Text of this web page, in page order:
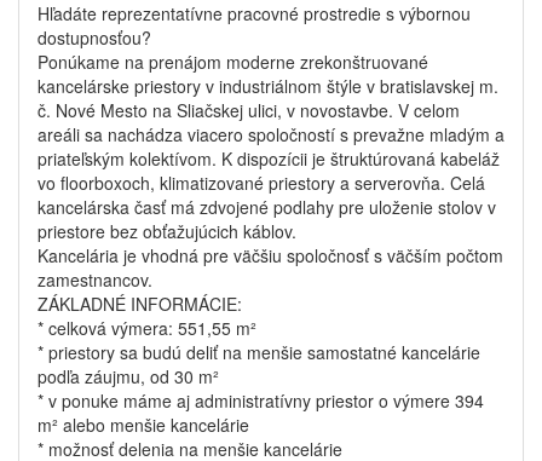
Hľadáte reprezentatívne pracovné prostredie s výbornou
dostupnosťou?
Ponúkame na prenájom moderne zrekonštruované
kancelárske priestory v industriálnom štýle v bratislavskej m.
č. Nové Mesto na Sliačskej ulici, v novostavbe. V celom
areáli sa nachádza viacero spoločností s prevažne mladým a
priateľským kolektívom. K dispozícii je štruktúrovaná kabeláž
vo floorboxoch, klimatizované priestory a serverovňa. Celá
kancelárska časť má zdvojené podlahy pre uloženie stolov v
priestore bez obťažujúcich káblov.
Kancelária je vhodná pre väčšiu spoločnosť s väčším počtom
zamestnancov.
ZÁKLADNÉ INFORMÁCIE:
* celková výmera: 551,55 m²
* priestory sa budú deliť na menšie samostatné kancelárie
podľa záujmu, od 30 m²
* v ponuke máme aj administratívny priestor o výmere 394
m² alebo menšie kancelárie
* možnosť delenia na menšie kancelárie